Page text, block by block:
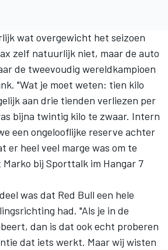
wat overgewicht het seizoen
zelf natuurlijk niet, maar de auto
de tweevoudig wereldkampioen
"Wat je moet weten: tien kilo
aan drie tienden verliezen per
bijna twintig kilo te zwaar. Intern
een ongelooflijke reserve achter
er heel veel marge was om te
bij Sporttalk im Hangar 7
was dat Red Bull een hele
had. "Als je in de
dan is dat ook echt proberen
dat iets werkt. Maar wij wisten